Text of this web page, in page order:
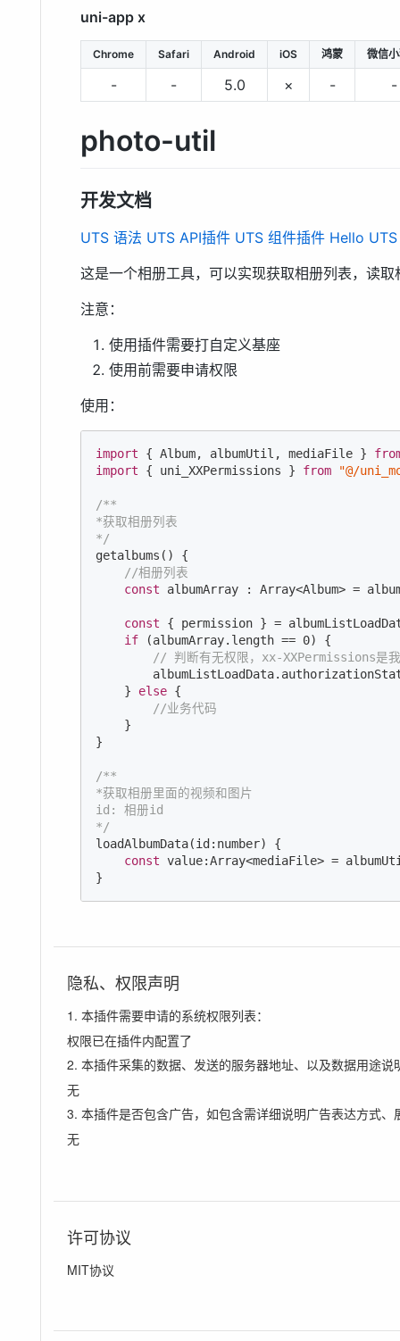
uni-app x
Chrome Safari Android iOS 鸿蒙 微信
- - 5.0 × - -
photo-util
开发文档
UTS 语法 UTS API插件 UTS 组件插件 Hello UTS
这是一个相册工具，可以实现获取相册列表，读取
注意：
使用插件需要打自定义基座
使用前需要申请权限
使用：
import { Album, albumUtil, mediaFile }
import { uni_XXPermissions } from "@/
/**
*获取相册列表
*/
getalbums() {
//相册列表
const albumArray : Array<Album> =
const { permission } =
if (albumArray.length == 0) {
// 判断有无权限，xx-XXPermissions是我
    }
else {
//业务代码
    }
}
/**
*获取相册里面的视频和图片
id: 相册id
*/
loadAlbumData(id:number) {
const value:Array<mediaFile> =
隐私、权限声明
1. 本插件需要申请的系统权限列表：
权限已在插件内配置了
2. 本插件采集的数据、发送的服务器地址、以及数据用途说
无
3. 本插件是否包含广告，如包含需详细说明广告表达方式、
无
许可协议
MIT协议